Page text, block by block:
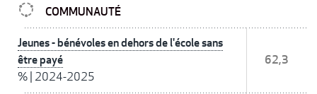
COMMUNAUTÉ
Jeunes - bénévoles en dehors de l'école sans
être payé
% 2024-2025
62,3